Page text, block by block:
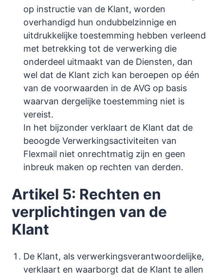
op instructie van de Klant, worden
overhandigd hun ondubbelzinnige en
uitdrukkelijke toestemming hebben verleend
met betrekking tot de verwerking die
onderdeel uitmaakt van de Diensten, dan
wel dat de Klant zich kan beroepen op één
van de voorwaarden in de AVG op basis
waarvan dergelijke toestemming niet is
vereist.
In het bijzonder verklaart de Klant dat de
beoogde Verwerkingsactiviteiten van
Flexmail niet onrechtmatig zijn en geen
inbreuk maken op rechten van derden.
Artikel 5: Rechten en
verplichtingen van de
Klant
De Klant, als verwerkingsverantwoordelijke,
verklaart en waarborgt dat de Klant te allen